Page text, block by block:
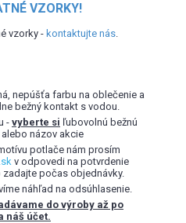
VZORKY!
vzorky - kontaktujte nás.
nepúšťa farbu na oblečenie a
bežný kontakt s vodou.
- vyberte si ľubovolnú bežnú
názov akcie
potlače nám prosím
v odpovedi na potvrdenie
počas objednávky.
náhľad na odsúhlasenie.
do výroby až po
náš účet.